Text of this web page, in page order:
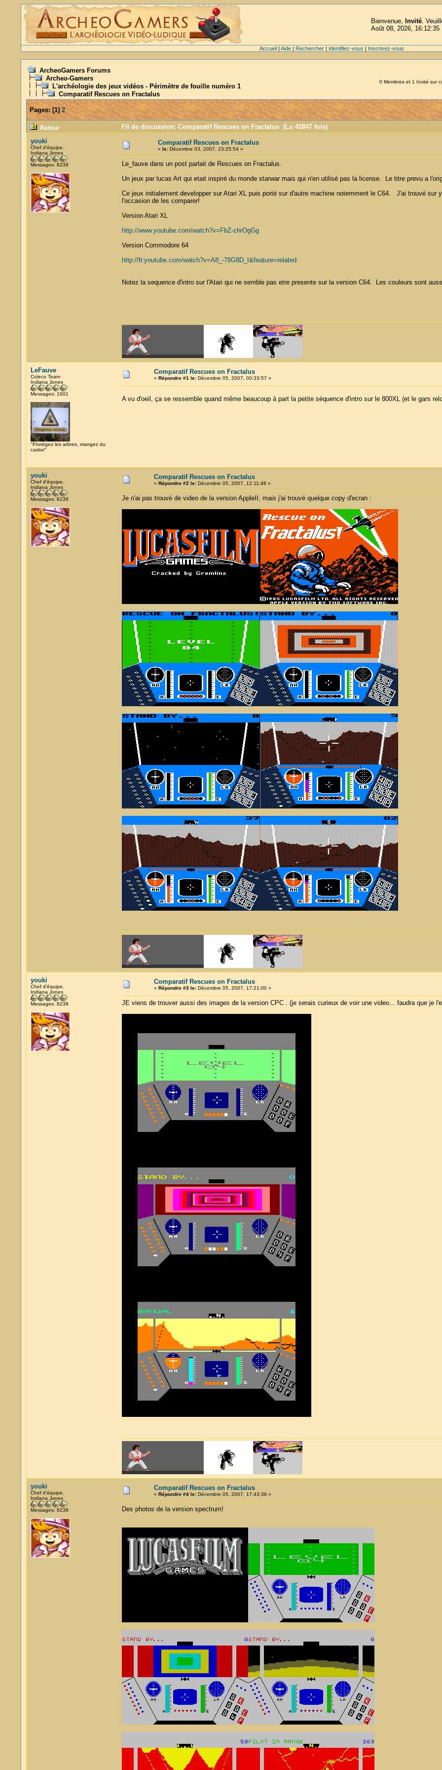
Bienvenue, Invité.
Août 08, 2026, 16:12:35
Accueil| Aide| Rechercher| Identifiez-vous | Inscrivez-vous
ArcheoGamers Forums
Archeo-Gamers
L'archéologie des jeux vidéos - Périmètre de fouille numéro 1
Comparatif Rescues on Fractalus
0 Membres et 1 Invité sur
Pages:[1] 2
Auteur
Fil de discussion: Comparatif Rescues on Fractalus (Lu 42847 fois)
youki
Chef d'équipe.
Indiana Jones
Messages: 8238
Comparatif Rescues on Fractalus
« le:Décembre 03, 2007, 23:25:54 »
Le_fauve dans un post parlait de Rescues on Fractalus.
Un jeux par lucas Art qui etait inspiré du monde starwar mais qui n'en utilisé pas la license. Le titre prevu a
Ce jeux initialement developper sur Atari XL puis porté sur d'autre machine notemment le C64. J'ai trouvé
l'occasion de les comparer!
Version Atari XL
http://www.youtube.com/watch?v=FbZ-chrOgGg
Version Commodore 64
http://fr.youtube.com/watch?v=A8_-78G8D_I&feature=related
Notez la sequence d'intro sur l'Atari qui ne semble pas etre presente sur la version C64. Les couleurs sont
LeFauve
Coleco Team
Indiana Jones
Messages: 1601
"Protégez les arbres, mangez du
castor"
Comparatif Rescues on Fractalus
« Répondre #1 le:Décembre 05, 2007, 00:33:57 »
A vu d'oeil, ça se ressemble quand même beaucoup à part la petite séquence d'intro sur le 800XL (et le gars
youki
Chef d'équipe.
Indiana Jones
Messages: 8238
Comparatif Rescues on Fractalus
« Répondre #2 le:Décembre 05, 2007, 12:11:48 »
Je n'ai pas trouvé de video de la version AppleII, mais j'ai trouvé quelque copy d'ecran :
youki
Chef d'équipe.
Indiana Jones
Messages: 8238
Comparatif Rescues on Fractalus
« Répondre #3 le:Décembre 05, 2007, 17:21:00 »
JE viens de trouver aussi des images de la version CPC . (je serais curieux de voir une video... faudra que je
youki
Chef d'équipe.
Indiana Jones
Messages: 8238
Comparatif Rescues on Fractalus
« Répondre #4 le:Décembre 05, 2007, 17:43:36 »
Des photos de la version spectrum!